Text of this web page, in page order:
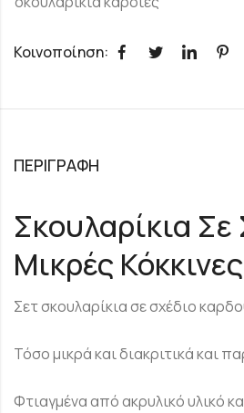
Κοινοποίηση:
ΠΕΡΙΓΡΑΦΉ
Σκουλαρίκια Σε
Μικρές
Σετ σκουλαρίκια σε σχέδιο
Τόσο μικρά και διακριτικά και
Φτιαγμένα από ακρυλικό υλικό